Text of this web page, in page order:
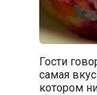
Гости
самая
котором